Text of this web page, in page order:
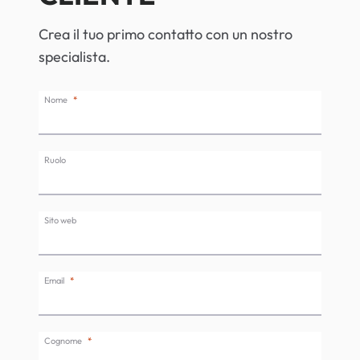
Crea il tuo primo contatto con un nostro
specialista.
Nome
Ruolo
Sito web
Email
Cognome